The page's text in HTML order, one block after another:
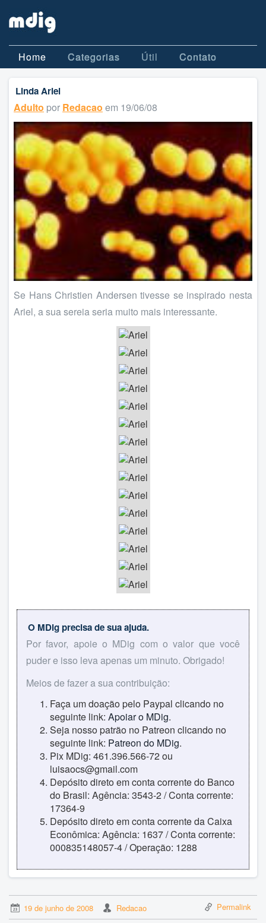
Home Categorias Útil Contato
Linda Ariel
Adulto por Redacao em 19/06/08
Se Hans Christien Andersen tivesse se inspirado nesta
Ariel, a sua sereia seria muito mais interessante.
O MDig precisa de sua ajuda.
Por favor, apoie o MDig com o valor que você
puder e isso leva apenas um minuto. Obrigado!
Meios de fazer a sua contribuição:
Faça um doação pelo Paypal clicando no
seguinte link: Apoiar o MDig.
Seja nosso patrão no Patreon clicando no
seguinte link: Patreon do MDig.
Pix MDig: 461.396.566-72 ou
luisaocs@gmail.com
Depósito direto em conta corrente do Banco
do Brasil: Agência: 3543-2 / Conta corrente:
17364-9
Depósito direto em conta corrente da Caixa
Econômica: Agência: 1637 / Conta corrente:
000835148057-4 / Operação: 1288
19 de junho de 2008 Redacao Permalink